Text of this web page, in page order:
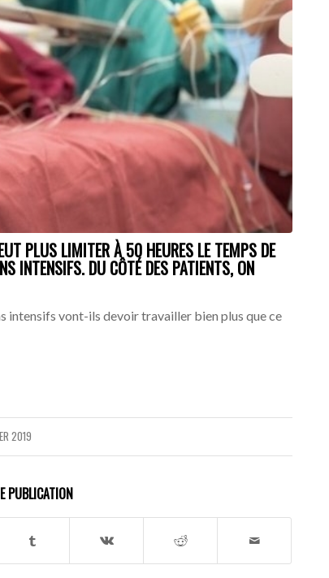
PLUS LIMITER À 50 HEURES LE TEMPS DE
INTENSIFS. DU CÔTÉ DES PATIENTS, ON
intensifs vont-ils devoir travailler bien plus que ce
2019
PUBLICATION